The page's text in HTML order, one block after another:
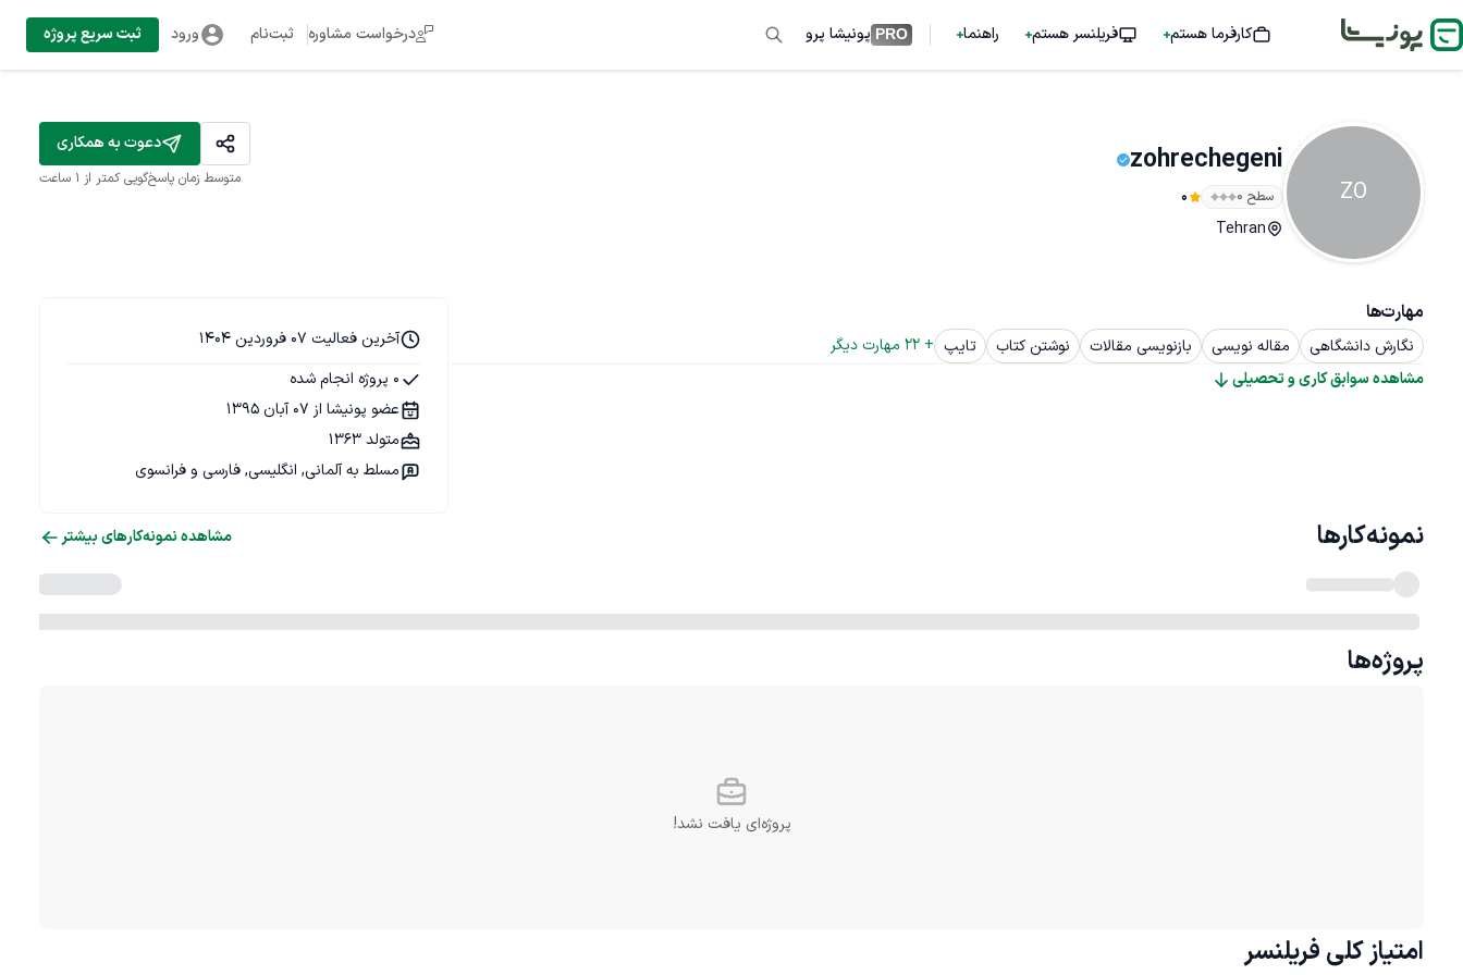
کارفرما هستم فریلنسر هستم راهنما PRO پونیشا پرو درخواست مشاوره ثبت‌نام ورود ثبت سریع پروژه
ZO
zohrechegeni
سطح ۰ 0
Tehran
دعوت به همکاری
متوسط زمان پاسخ‌گویی کمتر از 1 ساعت
مهارت‌ها
نگارش دانشگاهی مقاله نویسی بازنویسی مقالات نوشتن کتاب تایپ +
22 مهارت دیگر
مشاهده سوابق کاری و تحصیلی
آخرین فعالیت 07 فروردین 1404
0 پروژه انجام شده
عضو پونیشا از 07 آبان 1395
متولد 1363
مسلط به آلمانی, انگلیسی, فارسی و فرانسوی
نمونه‌کارها مشاهده نمونه‌کارهای بیشتر
پروژه‌ها
پروژه‌ای یافت نشد!
امتیاز کلی فریلنسر